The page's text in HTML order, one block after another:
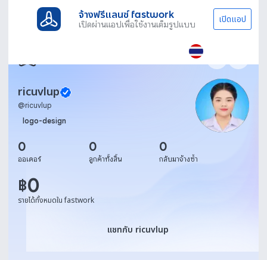
จ้างฟรีแลนซ์ fastwork
เปิดผ่านแอปเพื่อใช้งานเต็มรูปแบบ เปิดแอป
ricuvlup
@ricuvlup
logo-design
0
ออเดอร์
0
ลูกค้าทั้งสิ้น
0
กลับมาจ้างซ้ำ
฿0
รายได้ทั้งหมดใน fastwork
แชทกับ ricuvlup
แชทกับ ricuvlup